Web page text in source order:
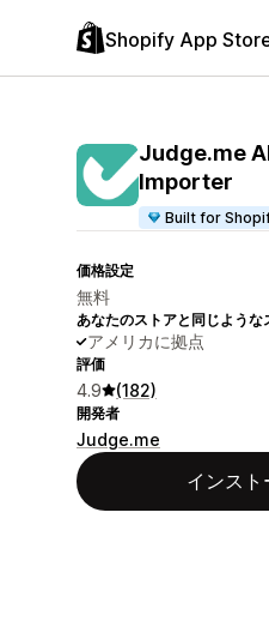
Shopify App
Judge.me
Importer
Built for
価格設定
無料
あなたのストアと同じような
アメリカに拠点
評価
4.9 (182)
開発者
Judge.me
インスト